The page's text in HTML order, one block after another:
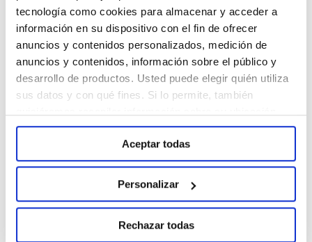
tecnología como cookies para almacenar y acceder a
información en su dispositivo con el fin de ofrecer
anuncios y contenidos personalizados, medición de
anuncios y contenidos, información sobre el público y
desarrollo de productos. Usted puede elegir quién utiliza
sus datos y con qué fines. Si lo permite, también
geográfica e identificar su dispositivo. Obtenga más
información sobre cómo se procesan sus datos
personales y establezca sus preferencias en la sección
de Personalizar. Puede cambiar o retirar su
Configuración de cookies. Para más información revise
Política de cookies
Aceptar todas
Personalizar
Rechazar todas
El Big Data está permitiendo a las
marcas conocer mejor a sus
consumidores y ofrecer experiencias
cada vez más relevantes y
personalizadas.
interacciones revela que los
consumidores comienzan su
proceso de compra mediante
diagnósticos digitales y pruebas
virtuales.